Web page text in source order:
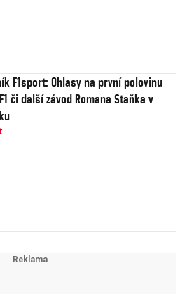
F1sport: Ohlasy na první polovinu
či další závod Romana Staňka v